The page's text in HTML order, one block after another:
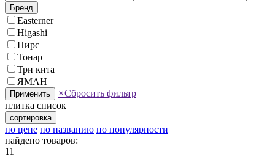
Бренд
Easterner
Higashi
Пирс
Тонар
Три кита
ЯМАН
Применить ×Сбросить фильтр
плитка список
сортировка
по цене по названию по популярности
найдено товаров:
11